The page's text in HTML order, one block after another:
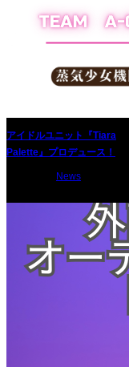
アイドルユニット『Tiara
Palette』プロデュース！
News